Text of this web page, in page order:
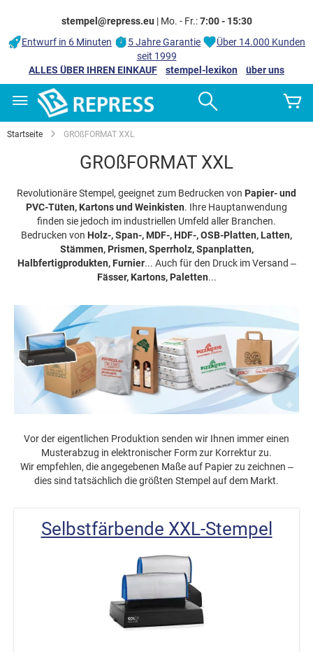
stempel@repress.eu | Mo. - Fr.:7:00 - 15:30
Entwurf in 6 Minuten
5 Jahre Garantie
Über 14.000 Kunden
seit 1999
ALLES ÜBER IHREN EINKAUF
stempel-lexikon
über uns
Startseite GROßFORMAT XXL
GROßFORMAT XXL
Revolutionäre Stempel, geeignet zum Bedrucken von Papier- und
PVC-Tüten, Kartons und Weinkisten. Ihre Hauptanwendung
finden sie jedoch im industriellen Umfeld aller Branchen.
Bedrucken von Holz-, Span-, MDF-, HDF-, OSB-Platten, Latten,
Stämmen, Prismen, Sperrholz, Spanplatten,
Halbfertigprodukten, Furnier... Auch für den Druck im Versand –
Fässer, Kartons, Paletten...
Vor der eigentlichen Produktion senden wir Ihnen immer einen
Musterabzug in elektronischer Form zur Korrektur zu.
Wir empfehlen, die angegebenen Maße auf Papier zu zeichnen –
dies sind tatsächlich die größten Stempel auf dem Markt.
Selbstfärbende XXL-Stempel